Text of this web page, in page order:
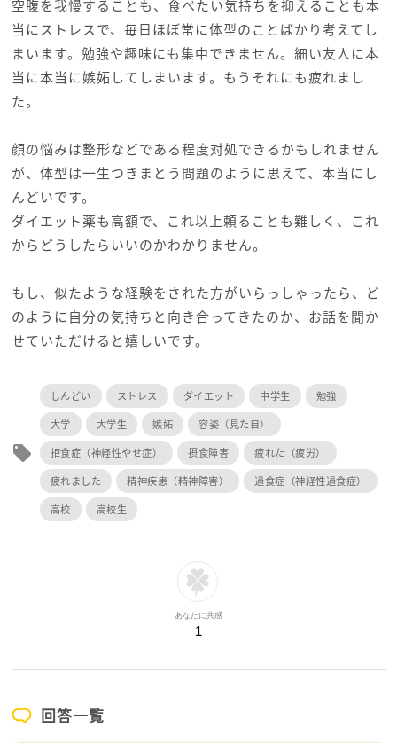
空腹を我慢することも、食べたい気持ちを抑えることも本
当にストレスで、毎日ほぼ常に体型のことばかり考えてし
まいます。勉強や趣味にも集中できません。細い友人に本
当に本当に嫉妬してしまいます。もうそれにも疲れまし
た。
顔の悩みは整形などである程度対処できるかもしれません
が、体型は一生つきまとう問題のように思えて、本当にし
んどいです。
ダイエット薬も高額で、これ以上頼ることも難しく、これ
からどうしたらいいのかわかりません。
もし、似たような経験をされた方がいらっしゃったら、ど
のように自分の気持ちと向き合ってきたのか、お話を聞か
せていただけると嬉しいです。
local_offer
しんどい ストレス ダイエット 中学生
勉強
大学
大学生 嫉妬
容姿（見た目）
拒食症（神経性やせ症）
摂食障害
疲れた（疲労）
疲れました
精神疾患（精神障害）
過食症（神経性過食症）
高校
高校生
あなたに共感
1
回答一覧